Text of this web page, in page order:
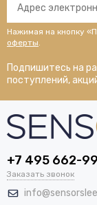
Нажимая на кнопку
оферты
Подпишитесь на
поступлений,
+7 495 662-
Заказать звонок